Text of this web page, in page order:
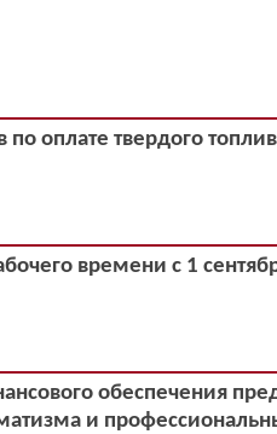
оплате твердого
времени с 1
обеспечения
и